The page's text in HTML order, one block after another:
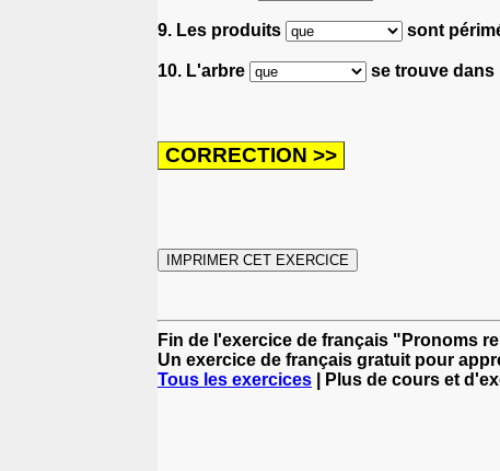
9. Les produits sont
10. L'arbre se trouve dans
Fin de l'exercice de français "Pronoms
Un exercice de français gratuit pour
Tous les exercices | Plus de cours et